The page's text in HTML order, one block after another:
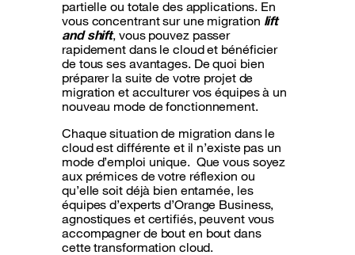
partielle ou totale des applications. En
vous concentrant sur une migration lift
and shift, vous pouvez passer
rapidement dans le cloud et bénéficier
de tous ses avantages. De quoi bien
préparer la suite de votre projet de
migration et acculturer vos équipes à un
nouveau mode de fonctionnement.
Chaque situation de migration dans le
cloud est différente et il n’existe pas un
mode d’emploi unique. Que vous soyez
aux prémices de votre réflexion ou
qu’elle soit déjà bien entamée, les
équipes d’experts d’Orange Business,
agnostiques et certifiés, peuvent vous
accompagner de bout en bout dans
cette transformation cloud.